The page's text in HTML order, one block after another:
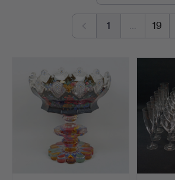
1 … 19